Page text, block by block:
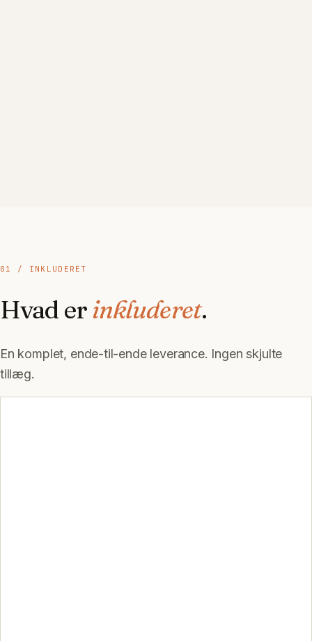
01 / INKLUDERET
Hvad er inkluderet.
En komplet, ende-til-ende leverance. Ingen skjulte
tillæg.